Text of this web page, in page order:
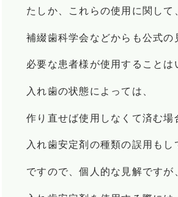
たしか、これらの使用に関して
補綴歯科学会などからも公式の
必要な患者様が使用することは
入れ歯の状態によっては、
作り直せば使用しなくて済む場
入れ歯安定剤の種類の誤用もし
ですので、個人的な見解ですが